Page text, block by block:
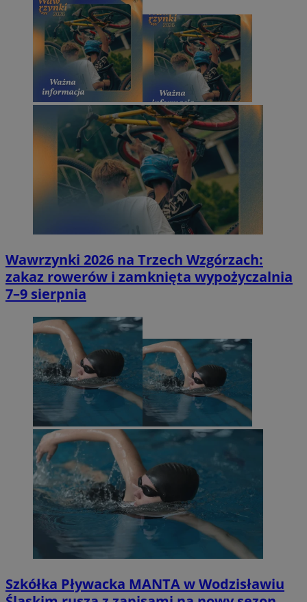
Wawrzynki 2026 na Trzech Wzgórzach:
zakaz rowerów i zamknięta wypożyczalnia
7–9 sierpnia
Szkółka Pływacka MANTA w Wodzisławiu